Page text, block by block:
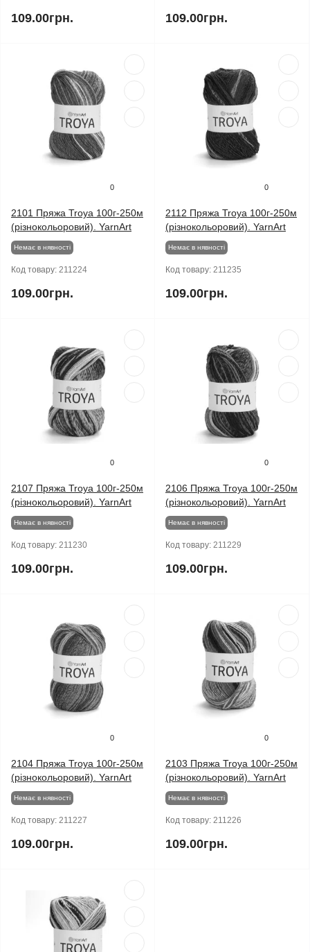
109.00грн. 109.00грн.
0
2101 Пряжа Troya 100г-250м
(різнокольоровий). YarnArt
Немає в нявності
Код товару: 211224
109.00грн.
0
2112 Пряжа Troya 100г-250м
(різнокольоровий). YarnArt
Немає в нявності
Код товару: 211235
109.00грн.
0
2107 Пряжа Troya 100г-250м
(різнокольоровий). YarnArt
Немає в нявності
Код товару: 211230
109.00грн.
0
2106 Пряжа Troya 100г-250м
(різнокольоровий). YarnArt
Немає в нявності
Код товару: 211229
109.00грн.
0
2104 Пряжа Troya 100г-250м
(різнокольоровий). YarnArt
Немає в нявності
Код товару: 211227
109.00грн.
0
2103 Пряжа Troya 100г-250м
(різнокольоровий). YarnArt
Немає в нявності
Код товару: 211226
109.00грн.